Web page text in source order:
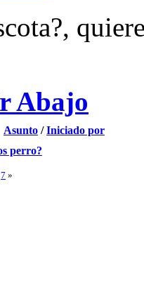
Abajo
Asunto /Iniciado por
perro?
7 »